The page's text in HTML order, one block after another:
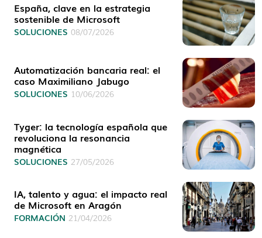
España, clave en la estrategia
sostenible de Microsoft
SOLUCIONES 08/07/2026
Automatización bancaria real: el
caso Maximiliano Jabugo
SOLUCIONES 10/06/2026
Tyger: la tecnología española que
revoluciona la resonancia
magnética
SOLUCIONES 27/05/2026
IA, talento y agua: el impacto real
de Microsoft en Aragón
FORMACIÓN 21/04/2026